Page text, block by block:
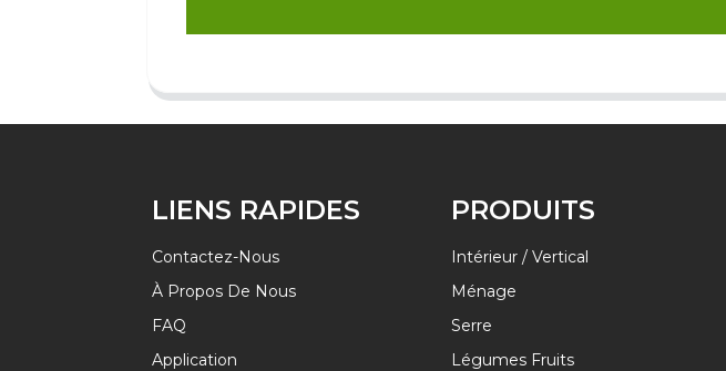
LIENS RAPIDES
Contactez-Nous
À Propos De Nous
FAQ
Application
PRODUITS
Intérieur / Vertical
Ménage
Serre
Légumes Fruits